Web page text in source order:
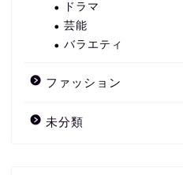
ドラマ
芸能
バラエティ
ファッション
未分類